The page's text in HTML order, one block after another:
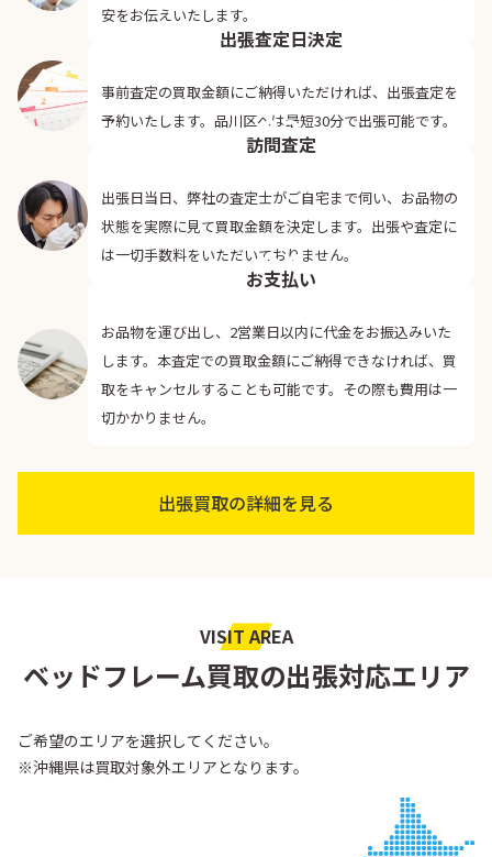
安をお伝えいたします。
02
出張査定日決定
事前査定の買取金額にご納得いただければ、出張査定を
予約いたします。品川区へは最短30分で出張可能です。
03
訪問査定
出張日当日、弊社の査定士がご自宅まで伺い、お品物の
状態を実際に見て買取金額を決定します。出張や査定に
は一切手数料をいただいておりません。
04
お支払い
お品物を運び出し、2営業日以内に代金をお振込みいた
します。本査定での買取金額にご納得できなければ、買
取をキャンセルすることも可能です。その際も費用は一
切かかりません。
出張買取の詳細を見る
VISIT AREA
ベッドフレーム買取の出張対応エリア
ご希望のエリアを選択してください。
※沖縄県は買取対象外エリアとなります。